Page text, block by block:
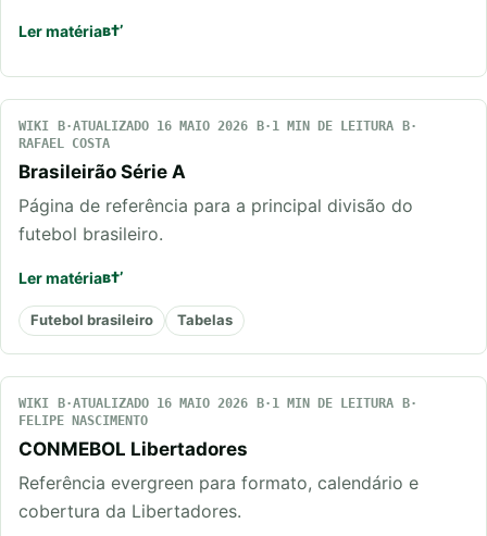
Ler matéria
WIKI ATUALIZADO 16 MAIO 2026
1 MIN DE LEITURA
RAFAEL COSTA
Brasileirão Série A
Página de referência para a principal divisão do
futebol brasileiro.
Ler matéria
Futebol brasileiro Tabelas
WIKI ATUALIZADO 16 MAIO 2026
1 MIN DE LEITURA
FELIPE NASCIMENTO
CONMEBOL Libertadores
Referência evergreen para formato, calendário e
cobertura da Libertadores.